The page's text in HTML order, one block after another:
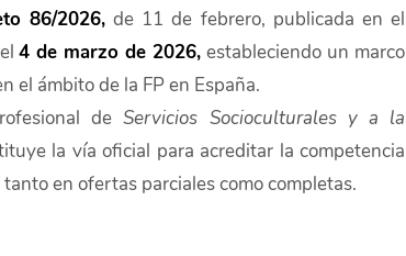
86/2026,de 11 de febrero, publicada en el
el4 de marzo de 2026, estableciendo un marco
el ámbito de la FP en España.
deServicios Socioculturales y a la
la vía oficial para acreditar la competencia
en ofertas parciales como completas.